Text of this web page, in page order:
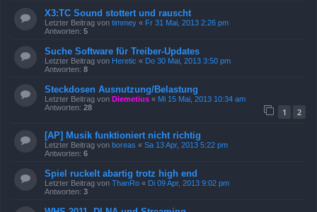
X3:TC Sound stottert und rauscht
Letzter Beitrag von timmey « Fr 31 Mai, 2013 2:26 pm
Antworten: 5
Suche Software für Treiber-Updates
Letzter Beitrag von Heretic « Do 30 Mai, 2013 3:50 pm
Antworten: 8
Steckdosen Ausnutzung/Belastung
Letzter Beitrag von Diemetius « Mi 15 Mai, 2013 10:34 am
Antworten: 28 1 2
[AP] Musik funktioniert nicht richtig
Letzter Beitrag von boreas « Sa 13 Apr, 2013 5:22 pm
Antworten: 6
Spiel ruckelt abartig trotz high end
Letzter Beitrag von ThanRo « Di 09 Apr, 2013 9:02 pm
Antworten: 3